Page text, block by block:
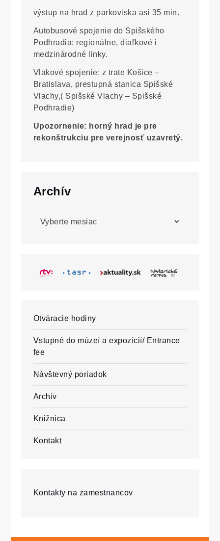
výstup na hrad z parkoviska asi 35 min.
Autobusové spojenie do Spišského
Podhradia: regionálne, diaľkové i
medzinárodné linky.
Vlakové spojenie: z trate Košice –
Bratislava, prestupná stanica Spišské
Vlachy,( Spišské Vlachy – Spišské
Podhradie)
Upozornenie: horný hrad je pre
rekonštrukciu pre verejnosť uzavretý.
Archív
Archív
Otváracie hodiny
Vstupné do múzeí a expozícií/ Entrance
fee
Návštevný poriadok
Archív
Knižnica
Kontakt
Kontakty na zamestnancov